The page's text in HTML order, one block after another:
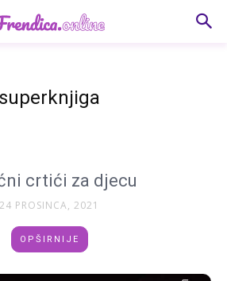
superknjiga
crtići za djecu
24 PROSINCA, 2021
OPŠIRNIJE